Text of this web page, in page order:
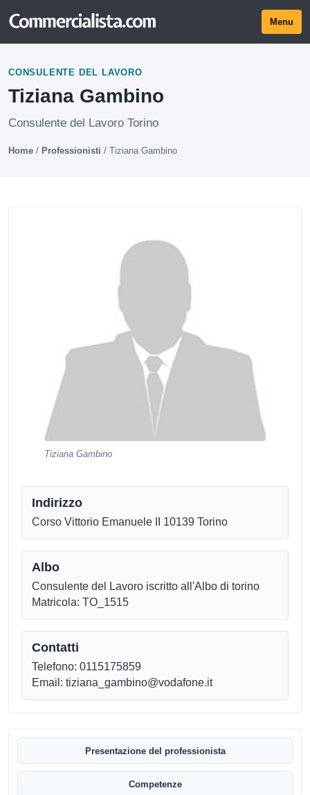
Menu
CONSULENTE DEL LAVORO
Tiziana Gambino
Consulente del Lavoro Torino
Home / Professionisti / Tiziana Gambino
Tiziana Gambino
Indirizzo
Corso Vittorio Emanuele II 10139 Torino
Albo
Consulente del Lavoro iscritto all'Albo di torino
Matricola: TO_1515
Contatti
Telefono: 0115175859
Email: tiziana_gambino@vodafone.it
Presentazione del professionista
Competenze